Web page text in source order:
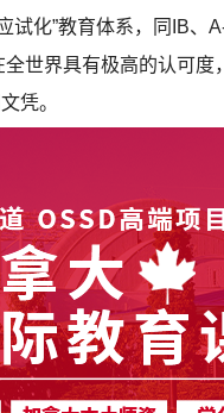
试化”教育体系，同IB、
界具有极高的认可度
凭。